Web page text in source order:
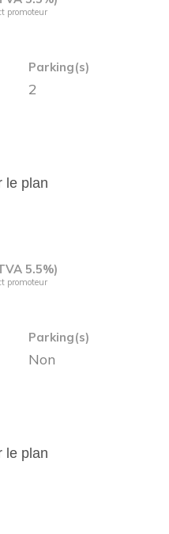
promoteur
Parking(s)
2
le plan
5.5%)
promoteur
Parking(s)
Non
le plan